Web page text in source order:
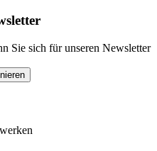
Sie sich für unseren Newsletter